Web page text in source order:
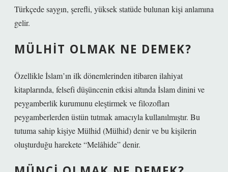
Türkçede saygın, şerefli, yüksek statüde bulunan kişi anlamına
gelir.
MÜLHIT OLMAK NE DEMEK?
Özellikle İslam’ın ilk dönemlerinden itibaren ilahiyat
kitaplarında, felsefi düşüncenin etkisi altında İslam dinini ve
peygamberlik kurumunu eleştirmek ve filozofları
peygamberlerden üstün tutmak amacıyla kullanılmıştır. Bu
tutuma sahip kişiye Mülhid (Mülhid) denir ve bu kişilerin
oluşturduğu harekete “Melâhide” denir.